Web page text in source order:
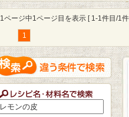
1ページ中1ページ目を表示 [ 1-1件目/1
1